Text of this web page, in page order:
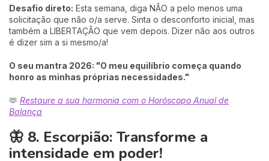
Desafio direto: Esta semana, diga NÃO a pelo menos uma
solicitação que não o/a serve. Sinta o desconforto inicial, mas
também a LIBERTAÇÃO que vem depois. Dizer não aos outros
é dizer sim a si mesmo/a!
O seu mantra 2026: "O meu equilíbrio começa quando
honro as minhas próprias necessidades."
🫶 Restaure a sua harmonia com o Horóscopo Anual de
Balança
🦋 8. Escorpião: Transforme a
intensidade em poder!